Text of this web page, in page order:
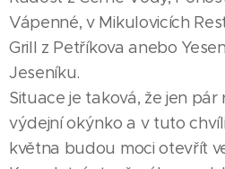
Vápenné, v Mikulovicích
Grill z Petříkova anebo
Jeseníku.
Situace je taková, že jen
výdejní okýnko a v tuto chvíli
května budou moci otevřít